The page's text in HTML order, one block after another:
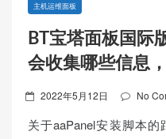
主机运维面板
BT宝塔面板国际
会收集哪些信息
Posted
2022年5月12日 No
关于aaPanel安装脚本